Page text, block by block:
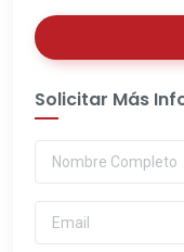
Solicitar Más